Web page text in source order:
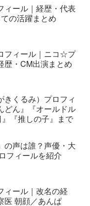
ィール｜経歴・代表
の活躍まとめ
フィール｜ニコ☆プ
歴・CM出演まとめ
きくるみ）プロフィ
どん』『オールドル
『推しの子』まで
の声は誰？声優・大
フィールを紹介
ィール｜改名の経
医 朝顔／あんぱ